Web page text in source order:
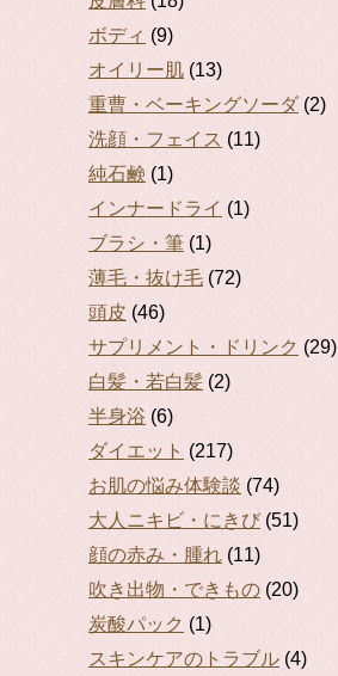
ボディ (9)
オイリー肌 (13)
重曹・ベーキングソーダ(2)
洗顔・フェイス (11)
純石鹸 (1)
インナードライ (1)
ブラシ・筆 (1)
薄毛・抜け毛 (72)
頭皮 (46)
サプリメント・ドリンク (29)
白髪・若白髪 (2)
半身浴 (6)
ダイエット (217)
お肌の悩み体験談 (74)
大人ニキビ・にきび(51)
顔の赤み・腫れ (11)
吹き出物・できもの (20)
炭酸パック (1)
スキンケアのトラブル (4)